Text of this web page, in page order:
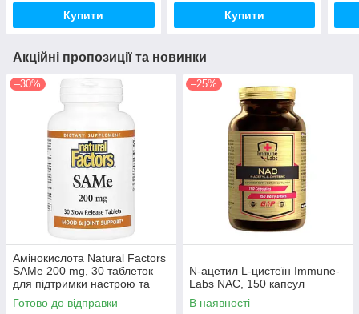
Купити Купити
Акційні пропозиції та новинки
–30%
Амінокислота Natural Factors
SAMe 200 mg, 30 таблеток
для підтримки настрою та
печінки
Готово до відправки
–25%
N-ацетил L-цистеїн Immune-
Labs NAC, 150 капсул
В наявності